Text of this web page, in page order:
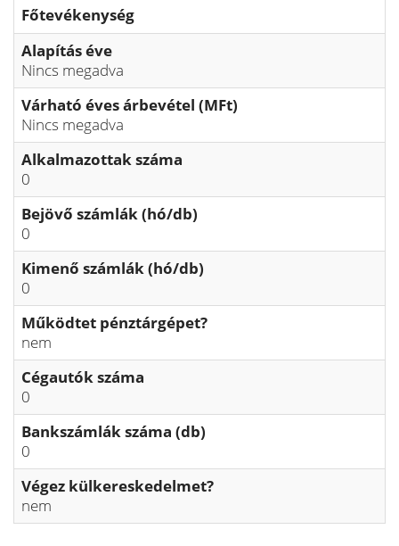
Főtevékenység
Alapítás éve
Nincs megadva
Várható éves árbevétel (MFt)
Nincs megadva
Alkalmazottak száma
0
Bejövő számlák (hó/db)
0
Kimenő számlák (hó/db)
0
Működtet pénztárgépet?
nem
Cégautók száma
0
Bankszámlák száma (db)
0
Végez külkereskedelmet?
nem